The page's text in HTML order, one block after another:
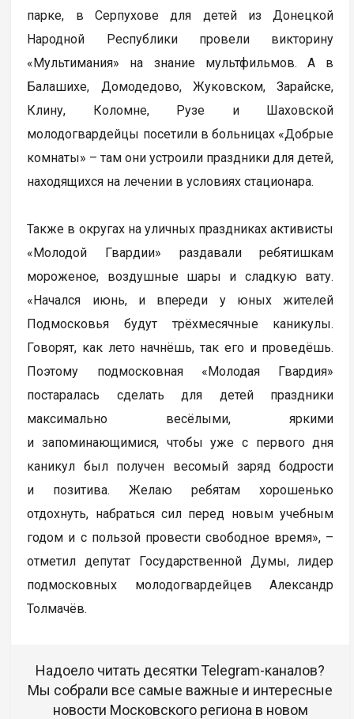
парке, в Серпухове для детей из Донецкой
Народной Республики провели викторину
«Мультимания» на знание мультфильмов. А в
Балашихе, Домодедово, Жуковском, Зарайске,
Клину, Коломне, Рузе и Шаховской
молодогвардейцы посетили в больницах «Добрые
комнаты» – там они устроили праздники для детей,
находящихся на лечении в условиях стационара.
Также в округах на уличных праздниках активисты
«Молодой Гвардии» раздавали ребятишкам
мороженое, воздушные шары и сладкую вату.
«Начался июнь, и впереди у юных жителей
Подмосковья будут трёхмесячные каникулы.
Говорят, как лето начнёшь, так его и проведёшь.
Поэтому подмосковная «Молодая Гвардия»
постаралась сделать для детей праздники
максимально весёлыми, яркими
и запоминающимися, чтобы уже с первого дня
каникул был получен весомый заряд бодрости
и позитива. Желаю ребятам хорошенько
отдохнуть, набраться сил перед новым учебным
годом и с пользой провести свободное время», –
отметил депутат Государственной Думы, лидер
подмосковных молодогвардейцев Александр
Толмачёв.
Надоело читать десятки Telegram-каналов?
Мы собрали все самые важные и интересные
новости Московского региона в новом